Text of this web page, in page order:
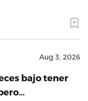
Aug 3, 2026
bajo tener